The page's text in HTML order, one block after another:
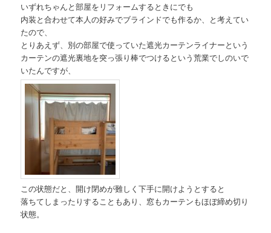
いずれちゃんと部屋をリフォームするときにでも
内装と合わせて本人の好みでブラインドでも作るか、と考えてい
たので、
とりあえず、別の部屋で使っていた遮光カーテンライナーという
カーテンの遮光裏地を突っ張り棒でつけるという荒業でしのいで
いたんですが、
この状態だと、開け閉めが難しく下手に開けようとすると
落ちてしまったりすることもあり、窓もカーテンもほぼ締め切り
状態。